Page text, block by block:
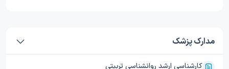
مدارک پزشک
کارشناسی ارشد روانشناسی تربیتی